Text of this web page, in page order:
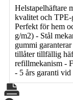
Helstapelhäftare
kvalitet och
Perfekt för hem
g/m2) - Stål
gummi
tillåter tillfällig
refillmekanism -
- 5 års garanti